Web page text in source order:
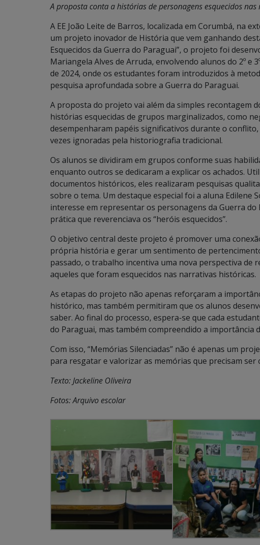
A proposta conta a histórias de personagens esquecidos
A EE João Leite de Barros, localizada em Corumbá, na
um projeto inovador de História que vem ganhando
Esquecidos da Guerra do Paraguai”, o projeto foi
Mariangela Alves de Arruda, envolvendo alunos do 2º e
de 2024, onde os estudantes foram introduzidos à
pesquisa aprofundada sobre a Guerra do Paraguai.
A proposta do projeto vai além da simples recontagem
histórias esquecidas de grupos marginalizados, como
desempenharam papéis significativos durante o
vezes ignoradas pela historiografia tradicional.
Os alunos se dividiram em grupos conforme suas
enquanto outros se dedicaram a explicar os achados.
documentos históricos, eles realizaram pesquisas
sobre o tema. Um destaque especial foi a aluna Edilene
interesse em representar os personagens da Guerra
prática que reverenciava os “heróis esquecidos”.
O objetivo central deste projeto é promover uma
própria história e gerar um sentimento de
passado, o trabalho incentiva uma nova perspectiva de
aqueles que foram esquecidos nas narrativas históricas.
As etapas do projeto não apenas reforçaram a
histórico, mas também permitiram que os alunos
saber. Ao final do processo, espera-se que cada
do Paraguai, mas também compreendido a importância
Com isso, “Memórias Silenciadas” não é apenas um
para resgatar e valorizar as memórias que precisam ser
Texto: Jackeline Oliveira
Fotos: Arquivo escolar